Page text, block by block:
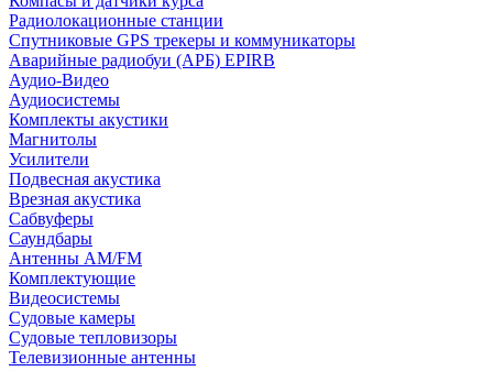
Радиолокационные станции
Спутниковые GPS трекеры и коммуникаторы
Аварийные радиобуи (АРБ) EPIRB
Аудио-Видео
Аудиосистемы
Комплекты акустики
Магнитолы
Усилители
Подвесная акустика
Врезная акустика
Сабвуферы
Саундбары
Антенны AM/FM
Комплектующие
Видеосистемы
Судовые камеры
Cудовые тепловизоры
Телевизионные антенны